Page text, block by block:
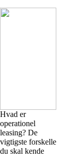
Hvad er
operationel
leasing? De
vigtigste forskelle
du skal kende